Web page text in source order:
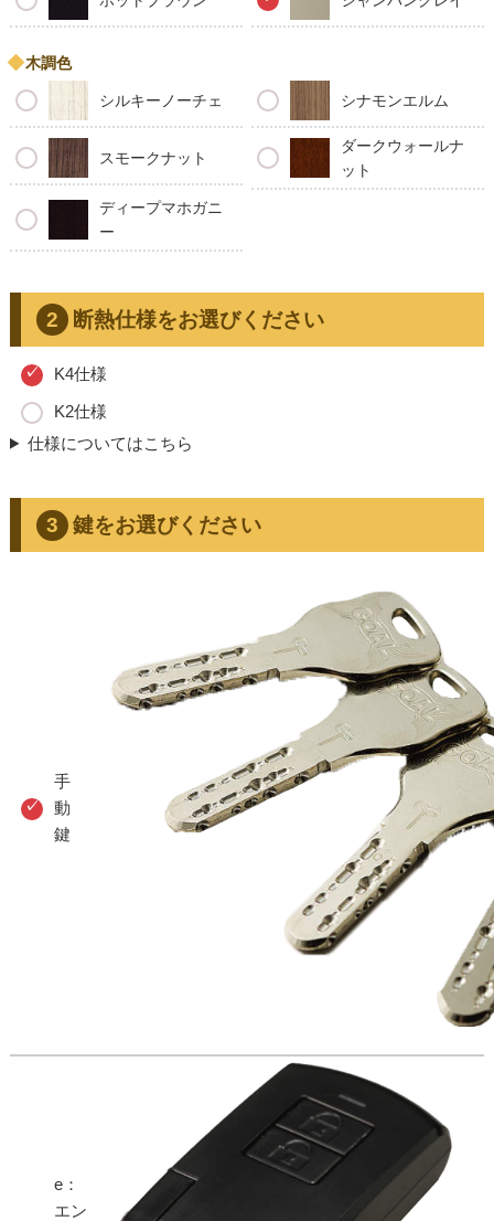
木調色
シルキーノーチェ シナモンエルム
スモークナット
ダークウォールナ
ット
ディープマホガニ
ー
断熱仕様をお選びください
K4仕様
K2仕様
仕様についてはこちら
鍵をお選びください
手
動
鍵
e：
エン